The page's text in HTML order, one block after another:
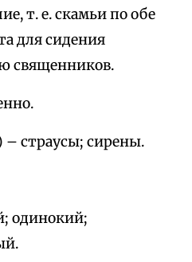
т. е. скамьи по обе
для сидения
священников.
– страусы; сирены.
одинокий;